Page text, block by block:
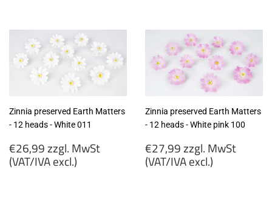
MwSt
(VAT/IVA
excl.)
MwSt
(VAT/IVA
excl.)
Zinnia preserved Earth Matters
- 12 heads - White 011
Regular
price
€26,99 zzgl. MwSt
(VAT/IVA excl.)
Zinnia preserved Earth Matters
- 12 heads - White pink 100
Regular
price
€27,99 zzgl. MwSt
(VAT/IVA excl.)